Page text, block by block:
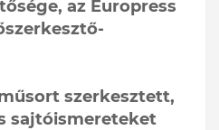
az Europress
szerkesztett,
sajtóismereteket